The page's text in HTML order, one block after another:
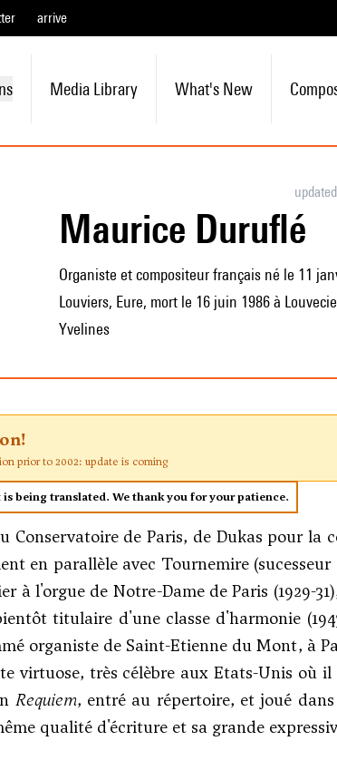
arrive
Media Library What's New
Maurice Duruflé
Organiste et compositeur français né le 11
Louviers, Eure, mort le 16 juin 1986 à
Yvelines
prior to 2002: update is coming
being translated. We thank you for your patience.
Conservatoire de Paris, de Dukas pour
en parallèle avec Tournemire
à l'orgue de Notre-Dame de Paris (1929-
titulaire d'une classe d'harmonie
organiste de Saint-Etienne du Mont, à
virtuose, très célèbre aux Etats-Unis où
Requiem, entré au répertoire, et joué
qualité d'écriture et sa grande